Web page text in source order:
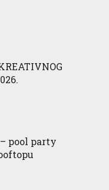
pool party